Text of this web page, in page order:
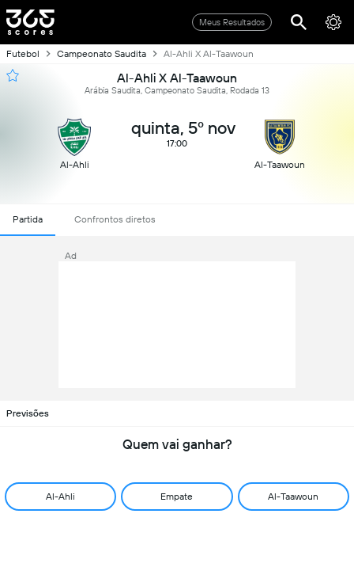
Meus Resultados
Futebol Campeonato Saudita Al-Ahli X Al-Taawoun
Al-Ahli X Al-Taawoun
Arábia Saudita, Campeonato Saudita, Rodada 13
Al-Ahli
quinta, 5º nov
17:00
Al-Taawoun
Partida Confrontos diretos
Ad
Previsões
Quem vai ganhar?
Al-Ahli Empate Al-Taawoun